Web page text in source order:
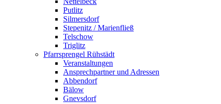
Putlitz
Silmersdorf
Stepenitz / Marienfließ
Telschow
Triglitz
Pfarrsprengel Rühstädt
Veranstaltungen
Ansprechpartner und Adressen
Abbendorf
Bälow
Gnevsdorf